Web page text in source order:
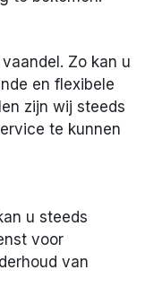
Zo kan u
en flexibele
zijn wij steeds
te kunnen
u steeds
voor
van